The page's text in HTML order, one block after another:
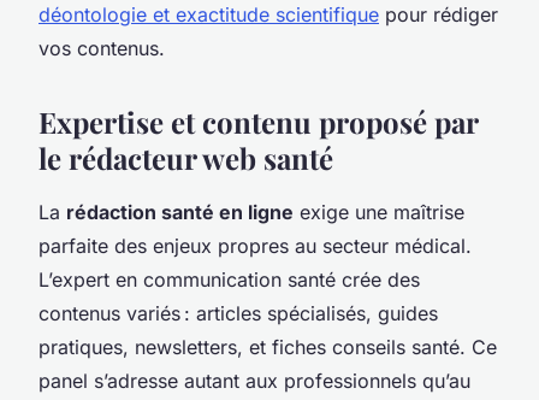
déontologie et exactitude scientifique pour rédiger
vos contenus.
Expertise et contenu proposé par
le rédacteur web santé
La rédaction santé en ligne exige une maîtrise
parfaite des enjeux propres au secteur médical.
L’expert en communication santé crée des
contenus variés : articles spécialisés, guides
pratiques, newsletters, et fiches conseils santé. Ce
panel s’adresse autant aux professionnels qu’au